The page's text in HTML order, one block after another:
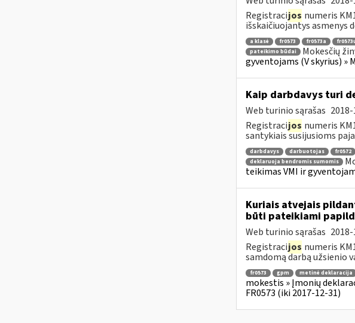
Registracijos numeris
išskaičiuojantys asmenys
a klasė fr0573 fr0573a
pateikimo būdai
Mokesčių
gyventojams (V skyrius) »
Kaip darbdavys turi
Web turinio sąrašas
Registracijos numeris
santykiais susijusioms
darbdavys darbuotojas fr0572
deklaruoja bendromis sumomis
teikimas VMI ir
Kuriais atvejais
būti pateikiami
Web turinio sąrašas
Registracijos numeris
samdomą darbą užsienio
fr0573 gpm metinė deklaracija
mokestis » Įmonių
FR0573 (iki 2017-12-31)